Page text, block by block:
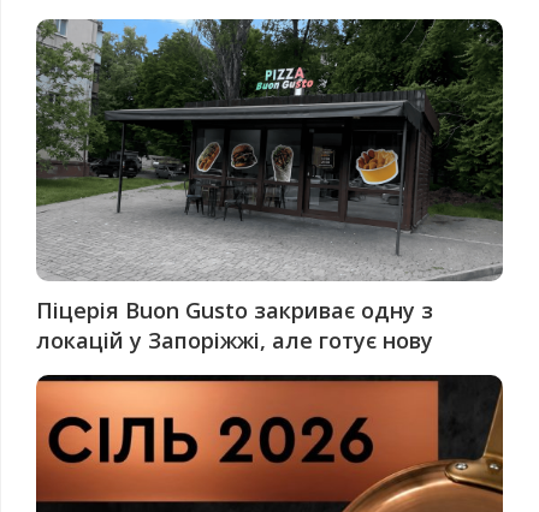
Піцерія Buon Gusto закриває одну з
локацій у Запоріжжі, але готує нову